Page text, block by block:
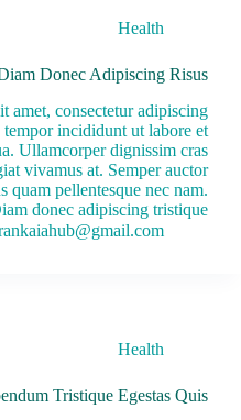
Health
Donec Adipiscing Risus
amet, consectetur adipiscing
incididunt ut labore et
Ullamcorper dignissim cras
vivamus at. Semper auctor
quam pellentesque nec nam.
donec adipiscing tristique…
Health
Tristique Egestas Quis